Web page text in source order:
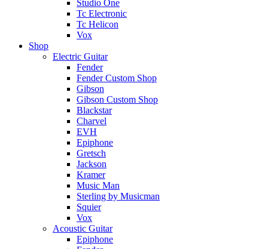
Studio One
Tc Electronic
Tc Helicon
Vox
Shop
Electric Guitar
Fender
Fender Custom Shop
Gibson
Gibson Custom Shop
Blackstar
Charvel
EVH
Epiphone
Gretsch
Jackson
Kramer
Music Man
Sterling by Musicman
Squier
Vox
Acoustic Guitar
Epiphone